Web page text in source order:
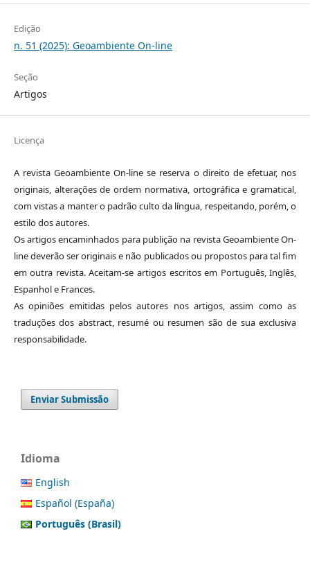
Edição
n. 51 (2025): Geoambiente On-line
Seção
Artigos
Licença
A revista Geoambiente On-line se reserva o direito de efetuar, nos
originais, alterações de ordem normativa, ortográfica e gramatical,
com vistas a manter o padrão culto da língua, respeitando, porém, o
estilo dos autores.
Os artigos encaminhados para publição na revista Geoambiente On-
line deverão ser originais e não publicados ou propostos para tal fim
em outra revista. Aceitam-se artigos escritos em Português, Inglês,
Espanhol e Frances.
As opiniões emitidas pelos autores nos artigos, assim como as
traduções dos abstract, resumé ou resumen são de sua exclusiva
responsabilidade.
Enviar Submissão
Idioma
English
Español (España)
Português (Brasil)